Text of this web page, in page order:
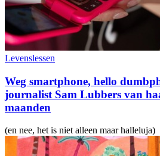
Levenslessen
Weg smartphone, hello
journalist Sam Lubbers van
maanden
(en nee, het is niet alleen maar halleluja)